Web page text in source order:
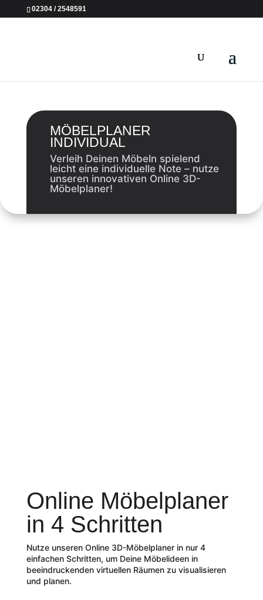
02304 / 2548591
MÖBELPLANER
INDIVIDUAL
Verleih Deinen Möbeln spielend
leicht eine individuelle Note – nutze
unseren innovativen Online 3D-
Möbelplaner!
Online Möbelplaner
in 4 Schritten
Nutze unseren Online 3D-Möbelplaner in nur 4
einfachen Schritten, um Deine Möbelideen in
beeindruckenden virtuellen Räumen zu visualisieren
und planen.